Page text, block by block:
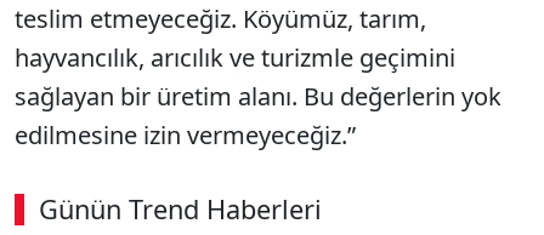
teslim etmeyeceğiz. Köyümüz, tarım,
hayvancılık, arıcılık ve turizmle geçimini
sağlayan bir üretim alanı. Bu değerlerin yok
edilmesine izin vermeyeceğiz.”
Günün Trend Haberleri